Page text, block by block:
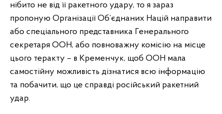
нібито не від її ракетного удару, то я зараз
пропоную Організації Об’єднаних Націй направити
або спеціального представника Генерального
секретаря ООН, або повноважну комісію на місце
цього теракту – в Кременчук, щоб ООН мала
самостійну можливість дізнатися всю інформацію
та побачити, що це справді російський ракетний
удар.